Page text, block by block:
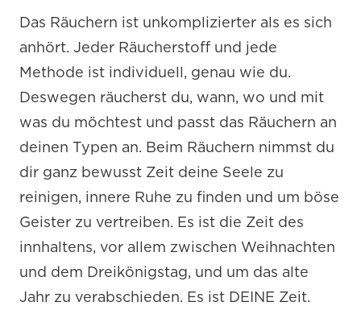
Das Räuchern ist unkomplizierter als es sich
anhört. Jeder Räucherstoff und jede
Methode ist individuell, genau wie du.
Deswegen räucherst du, wann, wo und mit
was du möchtest und passt das Räuchern an
deinen Typen an. Beim Räuchern nimmst du
dir ganz bewusst Zeit deine Seele zu
reinigen, innere Ruhe zu finden und um böse
Geister zu vertreiben. Es ist die Zeit des
innhaltens, vor allem zwischen Weihnachten
und dem Dreikönigstag, und um das alte
Jahr zu verabschieden. Es ist DEINE Zeit.